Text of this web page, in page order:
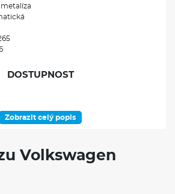
metalíza
DOSTUPNOST
perforované potahy sedadel v
ventilovaná přední sedadla s masážními
Zobrazit celý popis
Volkswagen